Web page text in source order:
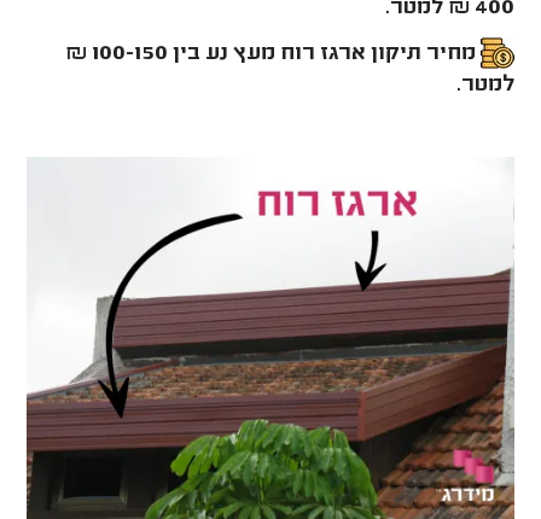
400 ₪ למטר.
מחיר תיקון ארגז רוח מעץ נע בין 100-150 ₪
למטר.